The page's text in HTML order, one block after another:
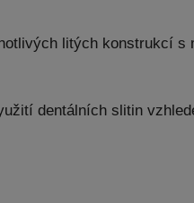
litých konstrukcí
dentálních slitin